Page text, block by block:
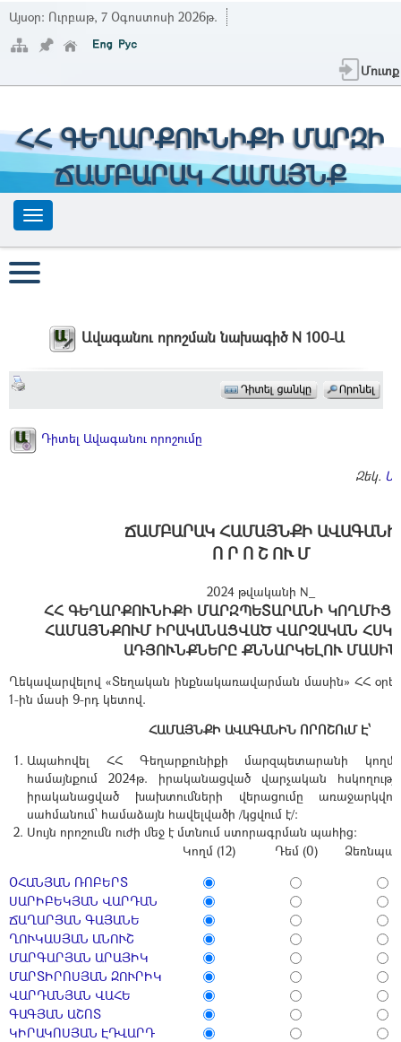
Այսօր: Ուրբաթ, 7 Օգոստոսի 2026թ.
Մուտք
ՀՀ ԳԵՂԱՐՔՈՒՆԻՔԻ ՄԱՐԶԻ
ՃԱՄԲԱՐԱԿ ՀԱՄԱՅՆՔ
Ավագանու որոշման նախագիծ N 100-Ա
Դիտել Ավագանու որոշումը
Զեկ.
ՃԱՄԲԱՐԱԿ ՀԱՄԱՅՆՔԻ ԱՎԱԳԱՆԻ
Ո Ր Ո Շ ՈՒ Մ
2024 թվականի N_
ՀՀ ԳԵՂԱՐՔՈՒՆԻՔԻ ՄԱՐԶՊԵՏԱՐԱՆԻ ԿՈՂՄԻՑ
ՀԱՄԱՅՆՔՈՒՄ ԻՐԱԿԱՆԱՑՎԱԾ ՎԱՐՉԱԿԱՆ
ԱԴՅՈՒՆՔՆԵՐԸ ՔՆՆԱՐԿԵԼՈՒ ՄԱՍԻՆ
Ղեկավարվելով «Տեղական ինքնակառավարման մասին» ՀՀ
1-ին մասի 9-րդ կետով.
ՀԱՄԱՅՆՔԻ ԱՎԱԳԱՆԻՆ ՈՐՈՇՈւՄ Է՝
Ապահովել ՀՀ Գեղարքունիքի մարզպետարանի
համայնքում 2024թ. իրականացված վարչական
իրականացված խախտումների վերացումը
սահմանում՝ համաձայն հավելվածի /կցվում է/:
Սույն որոշումն ուժի մեջ է մտնում ստորագրման պահից:
Կողմ (12)
Դեմ (0)
ՕՀԱՆՅԱՆ ՌՈԲԵՐՏ
ՍԱՐԻԲԵԿՅԱՆ ՎԱՐԴԱՆ
ՃԱՂԱՐՅԱՆ ԳԱՅԱՆԵ
ՂՈՒԿԱՍՅԱՆ ԱՆՈՒՇ
ՄԱՐԳԱՐՅԱՆ ԱՐԱՅԻԿ
ՄԱՐՏԻՐՈՍՅԱՆ ԶՈՒՐԻԿ
ՎԱՐԴԱՆՅԱՆ ՎԱՀԵ
ԳԱԳՅԱՆ ԱՇՈՏ
ԿԻՐԱԿՈՍՅԱՆ ԷԴՎԱՐԴ